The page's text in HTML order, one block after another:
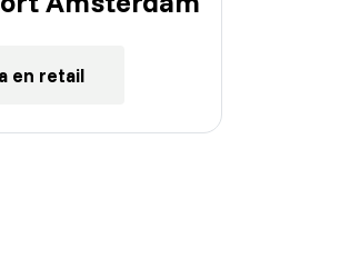
en retail